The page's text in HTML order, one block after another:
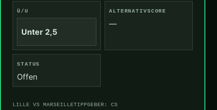
Ü/U
Unter 2,5
ALTERNATIVSCORE
—
STATUS
Offen
LILLE VS MARSEILLETIPPGEBER: CS